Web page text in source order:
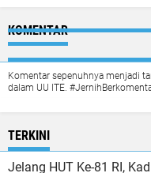
KOMENTAR
Komentar sepenuhnya menjadi
dalam UU ITE.
TERKINI
Jelang HUT Ke-81 RI,